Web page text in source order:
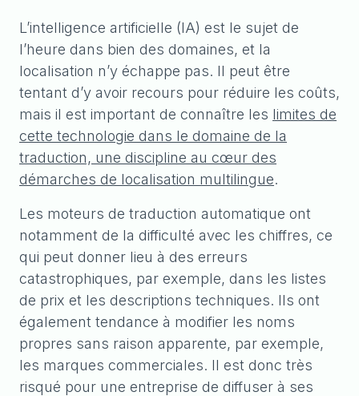
L’intelligence artificielle (IA) est le sujet de
l’heure dans bien des domaines, et la
localisation n’y échappe pas. Il peut être
tentant d’y avoir recours pour réduire les coûts,
mais il est important de connaître les limites de
cette technologie dans le domaine de la
traduction, une discipline au cœur des
démarches de localisation multilingue.
Les moteurs de traduction automatique ont
notamment de la difficulté avec les chiffres, ce
qui peut donner lieu à des erreurs
catastrophiques, par exemple, dans les listes
de prix et les descriptions techniques. Ils ont
également tendance à modifier les noms
propres sans raison apparente, par exemple,
les marques commerciales. Il est donc très
risqué pour une entreprise de diffuser à ses